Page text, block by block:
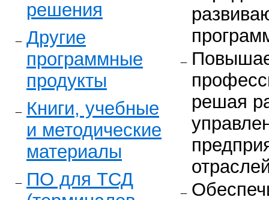
решения
Другие
программные
продукты
Книги, учебные
и методические
материалы
ПО для ТСД
решая